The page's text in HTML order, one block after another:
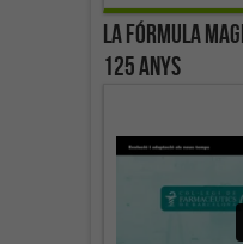
La fórmula
125 anys